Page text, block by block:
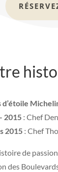
d’étoile
2015: Chef
2015: Chef
de
des